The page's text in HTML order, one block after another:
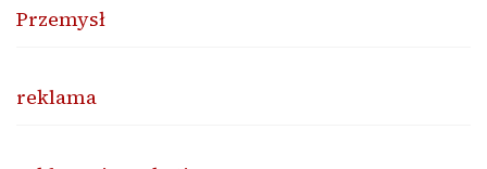
Przemysł
reklama